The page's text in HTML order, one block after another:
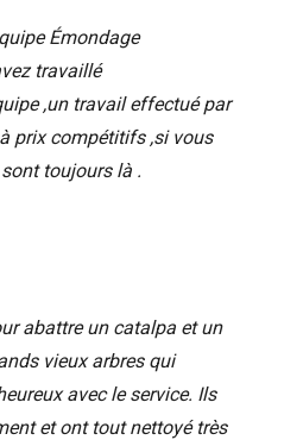
Émondage
travaillé
,un travail effectué par
prix compétitifs ,si vous
toujours là .
abattre un catalpa et un
vieux arbres qui
avec le service. Ils
et ont tout nettoyé très